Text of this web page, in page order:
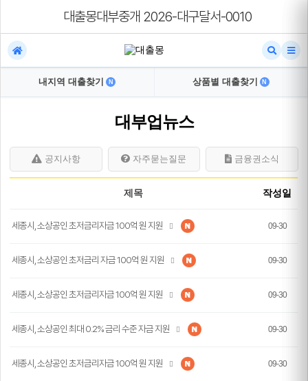
대출몽대부중개 2026-대구달서-0010
내지역 대출찾기 N 상품별 대출찾기 N
대부업뉴스
공지사항 자주묻는질문 금융권소식
제목 작성일
세종시, 소상공인 초저금리자금 100억 원 지원 09-30
세종시, 소상공인 초저금리 자금 100억 원 지원 09-30
세종시, 소상공인 초저금리자금 100억 원 지원 09-30
세종시, 소상공인 최대 0.2% 금리 수준 자금 지원 09-30
세종시, 소상공인 초저금리자금 100억 원 지원 09-30